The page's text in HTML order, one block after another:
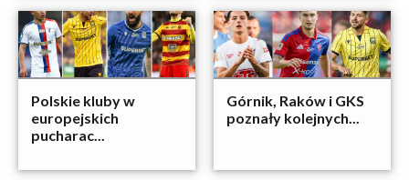
Polskie kluby w
europejskich
pucharac...
Górnik, Raków i GKS
poznały kolejnych...